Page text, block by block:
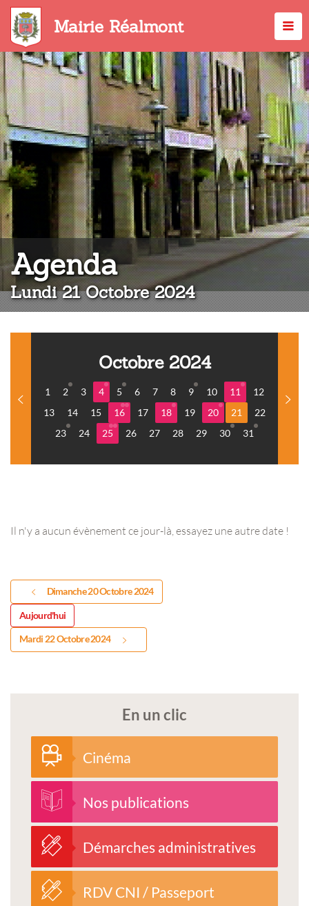
Aller
contenu
principal
Mairie Réalmont
Agenda:
Lundi 21 Octobre 2024
Octobre 2024
1 2 3 4 5 6 7 8 9 10 11
12
13
14 15 16 17 18 19 20 21
22
23
24 25 26 27 28 29 30 31
Il n'y a aucun évènement ce jour-là, essayez une autre date !
Dimanche 20 Octobre 2024
Aujourd'hui
Mardi 22 Octobre 2024
En un clic
Cinéma
Nos publications
Démarches administratives
RDV CNI / Passeport